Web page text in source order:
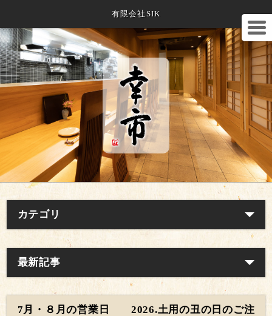
有限会社SIK
カテゴリ
最新記事
7月・８月の営業日 2026.土用の丑の日のご注